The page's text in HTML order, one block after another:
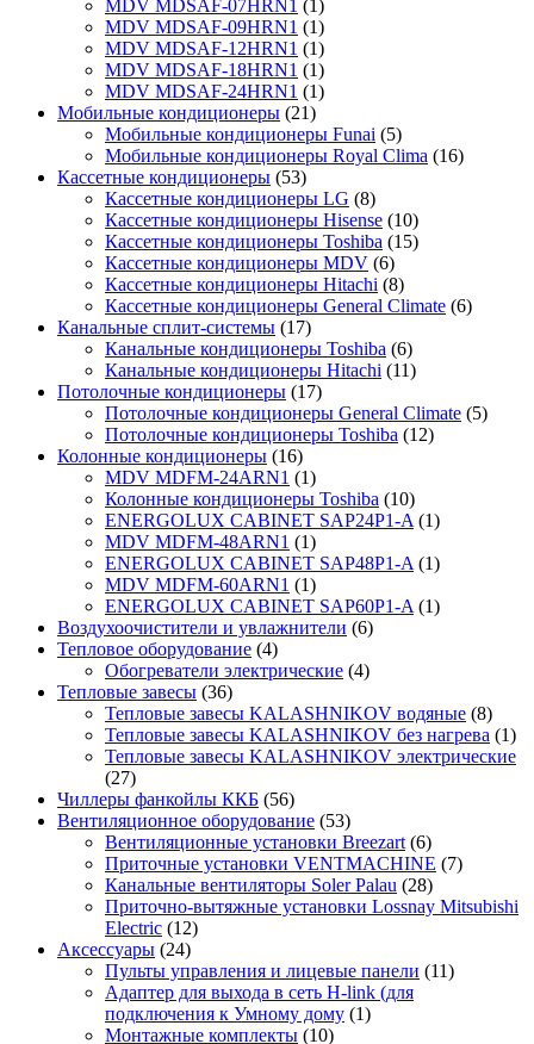
MDV MDSAF-07HRN1 (1)
MDV MDSAF-09HRN1 (1)
MDV MDSAF-12HRN1 (1)
MDV MDSAF-18HRN1 (1)
MDV MDSAF-24HRN1 (1)
Мобильные кондиционеры (21)
Мобильные кондиционеры Funai (5)
Мобильные кондиционеры Royal Clima (16)
Кассетные кондиционеры (53)
Кассетные кондиционеры LG (8)
Кассетные кондиционеры Hisense (10)
Кассетные кондиционеры Toshiba (15)
Кассетные кондиционеры MDV (6)
Кассетные кондиционеры Hitachi (8)
Кассетные кондиционеры General Climate (6)
Канальные сплит-системы (17)
Канальные кондиционеры Toshiba (6)
Канальные кондиционеры Hitachi (11)
Потолочные кондиционеры (17)
Потолочные кондиционеры General Climate (5)
Потолочные кондиционеры Toshiba (12)
Колонные кондиционеры (16)
MDV MDFM-24ARN1 (1)
Колонные кондиционеры Toshiba (10)
ENERGOLUX CABINET SAP24P1-A (1)
MDV MDFM-48ARN1 (1)
ENERGOLUX CABINET SAP48P1-A (1)
MDV MDFM-60ARN1 (1)
ENERGOLUX CABINET SAP60P1-A (1)
Воздухоочистители и увлажнители (6)
Тепловое оборудование (4)
Обогреватели электрические (4)
Тепловые завесы (36)
Тепловые завесы KALASHNIKOV водяные (8)
Тепловые завесы KALASHNIKOV без нагрева (1)
Тепловые завесы KALASHNIKOV электрические
(27)
Чиллеры фанкойлы ККБ (56)
Вентиляционное оборудование (53)
Вентиляционные установки Breezart (6)
Приточные установки VENTMACHINE (7)
Канальные вентиляторы Soler Palau (28)
Приточно-вытяжные установки Lossnay Mitsubishi
Electric (12)
Аксессуары (24)
Пульты управления и лицевые панели (11)
Адаптер для выхода в сеть H-link (для
подключения к Умному дому (1)
Монтажные комплекты (10)